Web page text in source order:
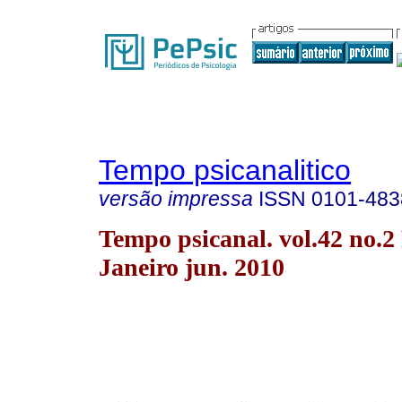
Tempo psicanalitico
versão impressa ISSN 0101-
Tempo psicanal. vol.42 no.2
Janeiro jun. 2010